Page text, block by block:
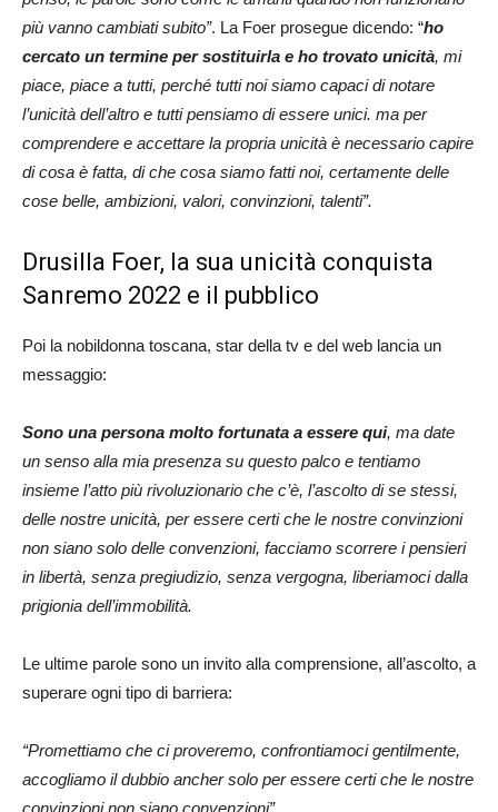
più vanno cambiati subito”. La Foer prosegue dicendo: “ho
cercato un termine per sostituirla e ho trovato unicità, mi
piace, piace a tutti, perché tutti noi siamo capaci di notare
l’unicità dell’altro e tutti pensiamo di essere unici. ma per
comprendere e accettare la propria unicità è necessario capire
di cosa è fatta, di che cosa siamo fatti noi, certamente delle
cose belle, ambizioni, valori, convinzioni, talenti”.
Drusilla Foer, la sua unicità conquista
Sanremo 2022 e il pubblico
Poi la nobildonna toscana, star della tv e del web lancia un
messaggio:
Sono una persona molto fortunata a essere qui, ma date
un senso alla mia presenza su questo palco e tentiamo
insieme l’atto più rivoluzionario che c’è, l’ascolto di se stessi,
delle nostre unicità, per essere certi che le nostre convinzioni
non siano solo delle convenzioni, facciamo scorrere i pensieri
in libertà, senza pregiudizio, senza vergogna, liberiamoci dalla
prigionia dell’immobilità.
Le ultime parole sono un invito alla comprensione, all’ascolto, a
superare ogni tipo di barriera:
“Promettiamo che ci proveremo, confrontiamoci gentilmente,
accogliamo il dubbio ancher solo per essere certi che le nostre
convinzioni non siano convenzioni”.